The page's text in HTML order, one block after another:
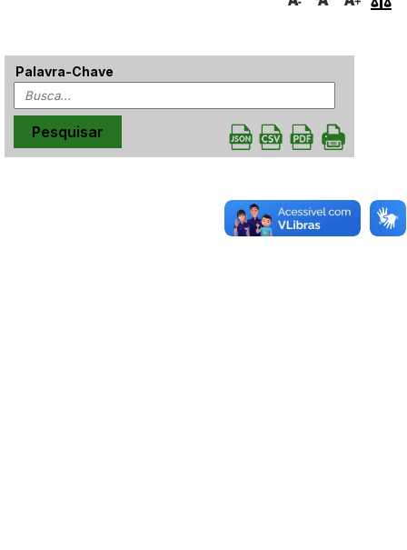
Palavra-Chave